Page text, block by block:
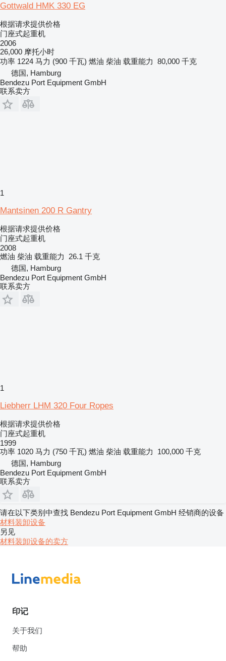
Gottwald HMK 330 EG
根据请求提供价格
门座式起重机
2006
26,000 摩托小时
功率 1224 马力 (900 千瓦) 燃油 柴油 载重能力 80,000 千克
德国, Hamburg
Bendezu Port Equipment GmbH
联系卖方
1
Mantsinen 200 R Gantry
根据请求提供价格
门座式起重机
2008
燃油 柴油 载重能力
26.1 千克
德国, Hamburg
Bendezu Port Equipment GmbH
联系卖方
1
Liebherr LHM 320 Four Ropes
根据请求提供价格
门座式起重机
1999
功率 1020 马力 (750 千瓦) 燃油 柴油 载重能力
100,000 千克
德国, Hamburg
Bendezu Port Equipment GmbH
联系卖方
请在以下类别中查找 Bendezu Port Equipment GmbH 经销商的设备
材料装卸设备
另见
材料装卸设备的卖方
印记
关于我们
帮助